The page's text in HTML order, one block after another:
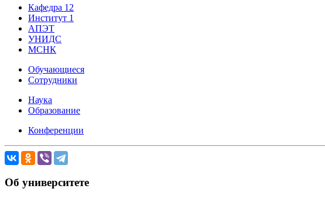
Кафедра 12
Институт 1
АПЭТ
УНИДС
МСНК
Обучающиеся
Сотрудники
Наука
Образование
Конференции
Об университете